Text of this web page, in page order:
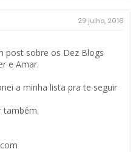
29 julho, 2016
post sobre os Dez Blogs
e Amar.
a minha lista pra te seguir
também.